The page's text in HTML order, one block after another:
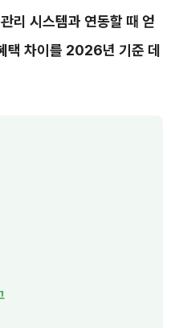
리 시스템과 연동할 때 얻
택 차이를 2026년 기준 데